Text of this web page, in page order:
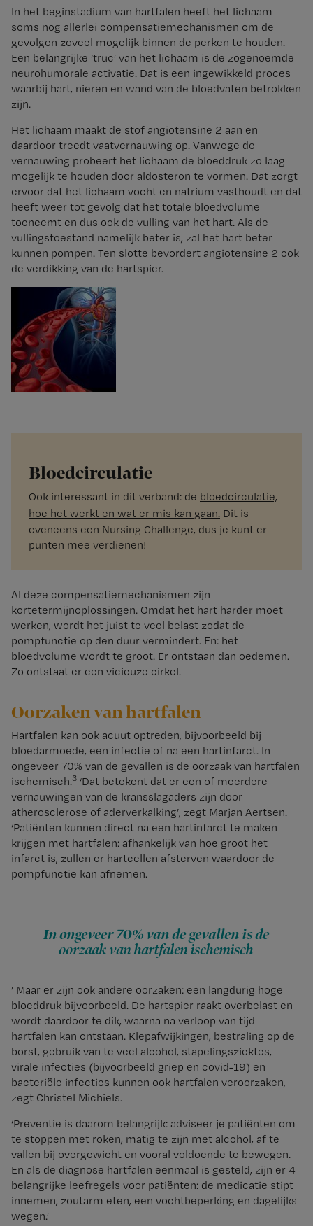
In het beginstadium van hartfalen heeft het lichaam
soms nog allerlei compensatiemechanismen om de
gevolgen zoveel mogelijk binnen de perken te houden.
Een belangrijke ‘truc’ van het lichaam is de zogenoemde
neurohumorale activatie. Dat is een ingewikkeld proces
waarbij hart, nieren en wand van de bloedvaten betrokken
zijn.
Het lichaam maakt de stof angiotensine 2 aan en
daardoor treedt vaatvernauwing op. Vanwege de
vernauwing probeert het lichaam de bloeddruk zo laag
mogelijk te houden door aldosteron te vormen. Dat zorgt
ervoor dat het lichaam vocht en natrium vasthoudt en dat
heeft weer tot gevolg dat het totale bloedvolume
toeneemt en dus ook de vulling van het hart. Als de
vullingstoestand namelijk beter is, zal het hart beter
kunnen pompen. Ten slotte bevordert angiotensine 2 ook
de verdikking van de hartspier.
Bloedcirculatie
Ook interessant in dit verband: de bloedcirculatie,
hoe het werkt en wat er mis kan gaan. Dit is
eveneens een Nursing Challenge, dus je kunt er
punten mee verdienen!
Al deze compensatiemechanismen zijn
kortetermijnoplossingen. Omdat het hart harder moet
werken, wordt het juist te veel belast zodat de
pompfunctie op den duur vermindert. En: het
bloedvolume wordt te groot. Er ontstaan dan oedemen.
Zo ontstaat er een vicieuze cirkel.
Oorzaken van hartfalen
Hartfalen kan ook acuut optreden, bijvoorbeeld bij
bloedarmoede, een infectie of na een hartinfarct. In
ongeveer 70% van de gevallen is de oorzaak van hartfalen
ischemisch.3 ‘Dat betekent dat er een of meerdere
vernauwingen van de kransslagaders zijn door
atherosclerose of aderverkalking’, zegt Marjan Aertsen.
‘Patiënten kunnen direct na een hartinfarct te maken
krijgen met hartfalen: afhankelijk van hoe groot het
infarct is, zullen er hartcellen afsterven waardoor de
pompfunctie kan afnemen.
In ongeveer 70% van de gevallen is de
oorzaak van hartfalen ischemisch
’ Maar er zijn ook andere oorzaken: een langdurig hoge
bloeddruk bijvoorbeeld. De hartspier raakt overbelast en
wordt daardoor te dik, waarna na verloop van tijd
hartfalen kan ontstaan. Klepafwijkingen, bestraling op de
borst, gebruik van te veel alcohol, stapelingsziektes,
virale infecties (bijvoorbeeld griep en covid-19) en
bacteriële infecties kunnen ook hartfalen veroorzaken,
zegt Christel Michiels.
‘Preventie is daarom belangrijk: adviseer je patiënten om
te stoppen met roken, matig te zijn met alcohol, af te
vallen bij overgewicht en vooral voldoende te bewegen.
En als de diagnose hartfalen eenmaal is gesteld, zijn er 4
belangrijke leefregels voor patiënten: de medicatie stipt
innemen, zoutarm eten, een vochtbeperking en dagelijks
wegen.’